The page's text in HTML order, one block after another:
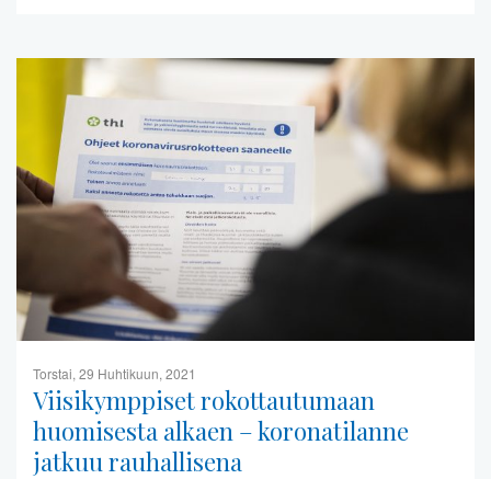
Torstai, 29 Huhtikuun, 2021
Viisikymppiset rokottautumaan
huomisesta alkaen – koronatilanne
jatkuu rauhallisena